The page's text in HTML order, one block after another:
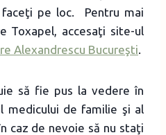
pe loc. Pentru mai
Toxapel, accesaţi site-ul
Alexandrescu Bucureşti.
să fie pus la vedere în
medicului de familie şi al
caz de nevoie să nu staţi